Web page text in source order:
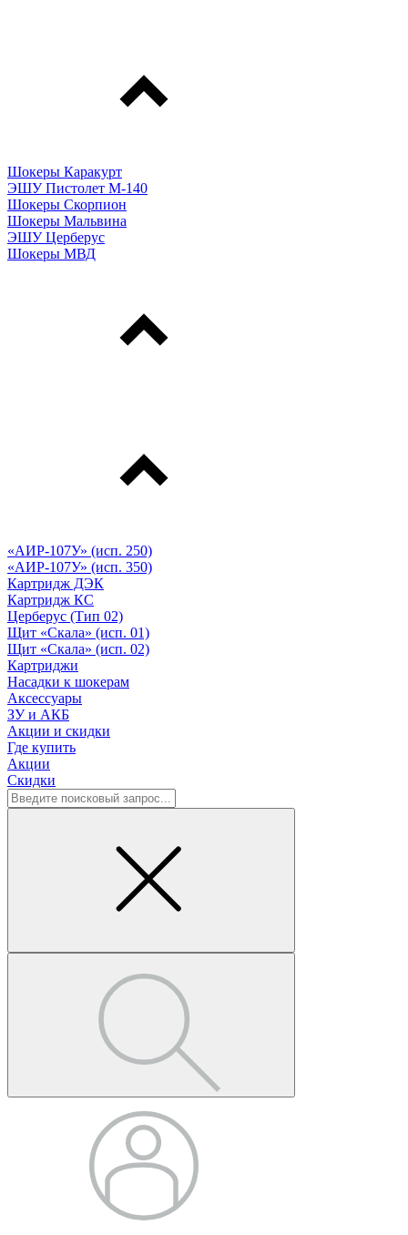
Шокеры Каракурт
ЭШУ Пистолет М-140
Шокеры Скорпион
Шокеры Мальвина
ЭШУ Церберус
Шокеры МВД
«АИР-107У» (исп. 250)
«АИР-107У» (исп. 350)
Картридж ДЭК
Картридж КС
Церберус (Тип 02)
Щит «Скала» (исп. 01)
Щит «Скала» (исп. 02)
Картриджи
Насадки к шокерам
Аксессуары
ЗУ и АКБ
Акции и скидки
Где купить
Акции
Скидки